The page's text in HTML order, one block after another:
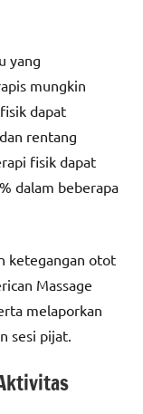
yang
mungkin
dapat
rentang
fisik dapat
dalam beberapa
ketegangan otot
Massage
melaporkan
sesi pijat.